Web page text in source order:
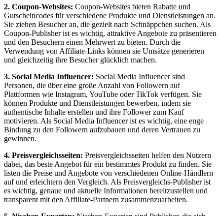
2. Coupon-Websites: Coupon-Websites bieten Rabatte und
Gutscheincodes für verschiedene Produkte und Dienstleistungen an.
Sie ziehen Besucher an, die gezielt nach Schnäppchen suchen. Als
Coupon-Publisher ist es wichtig, attraktive Angebote zu präsentieren
und den Besuchern einen Mehrwert zu bieten. Durch die
Verwendung von Affiliate-Links können sie Umsätze generieren
und gleichzeitig ihre Besucher glücklich machen.
3. Social Media Influencer: Social Media Influencer sind
Personen, die über eine große Anzahl von Followern auf
Plattformen wie Instagram, YouTube oder TikTok verfügen. Sie
können Produkte und Dienstleistungen bewerben, indem sie
authentische Inhalte erstellen und ihre Follower zum Kauf
motivieren. Als Social Media Influencer ist es wichtig, eine enge
Bindung zu den Followern aufzubauen und deren Vertrauen zu
gewinnen.
4. Preisvergleichsseiten: Preisvergleichsseiten helfen den Nutzern
dabei, das beste Angebot für ein bestimmtes Produkt zu finden. Sie
listen die Preise und Angebote von verschiedenen Online-Händlern
auf und erleichtern den Vergleich. Als Preisvergleichs-Publisher ist
es wichtig, genaue und aktuelle Informationen bereitzustellen und
transparent mit den Affiliate-Partnern zusammenzuarbeiten.